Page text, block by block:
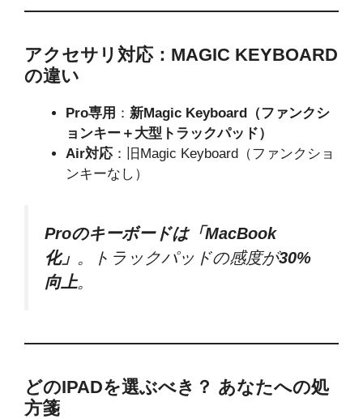
アクセサリ対応：MAGIC KEYBOARD
の違い
Pro専用 ： 新Magic Keyboard（ファンクシ
ョンキー＋大型トラックパッド）
Air対応 ：旧Magic Keyboard（ファンクショ
ンキーなし）
Proのキーボードは「MacBook
化」 。トラックパッドの感度が30%
向上。
どのIPADを選ぶべき？ あなたへの処
方箋